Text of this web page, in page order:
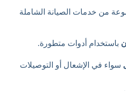
من خدمات الصيانة الشاملة
باستخدام أدوات متطورة.
سواء في الإشعال أو التوصيلات